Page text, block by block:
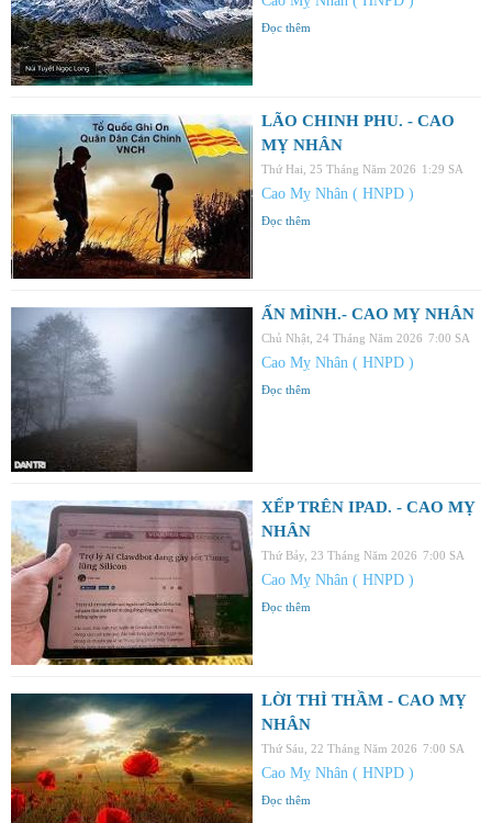
Đọc thêm
LÃO CHINH PHU. - CAO
MỴ NHÂN
Thứ Hai, 25 Tháng Năm 2026 1:29 SA
Cao Mỵ Nhân ( HNPD )
Đọc thêm
ẨN MÌNH.- CAO MỴ NHÂN
Chủ Nhật, 24 Tháng Năm 2026 7:00 SA
Cao Mỵ Nhân ( HNPD )
Đọc thêm
XẾP TRÊN IPAD. - CAO MỴ
NHÂN
Thứ Bảy, 23 Tháng Năm 2026 7:00 SA
Cao Mỵ Nhân ( HNPD )
Đọc thêm
LỜI THÌ THẦM - CAO MỴ
NHÂN
Thứ Sáu, 22 Tháng Năm 2026 7:00 SA
Cao Mỵ Nhân ( HNPD )
Đọc thêm